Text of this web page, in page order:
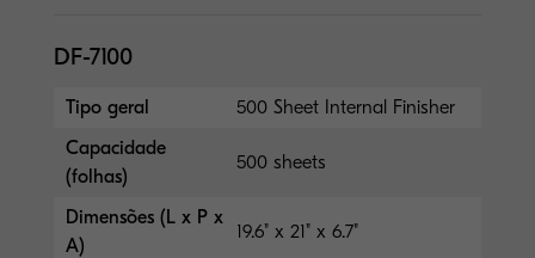
DF-7100
Tipo geral
500 Sheet Internal Finisher
Capacidade
(folhas)
500 sheets
Dimensões (L x P x
A)
19.6" x 21" x 6.7"